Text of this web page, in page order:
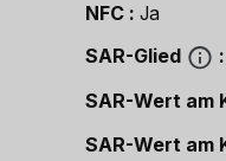
NFC
Ja
SAR-Glied
SAR-Wert am
SAR-Wert am